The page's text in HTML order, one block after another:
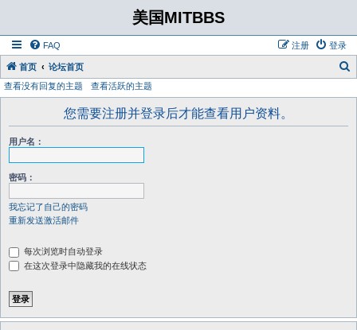
美国MITBBS
FAQ 登录
注册
首页 论坛首页
查看没有回复的主题 查看活跃的主题
您需要注册并登录后才能查看用户资料。
用户名：
密码：
我忘记了自己的密码
重新发送激活邮件
每次浏览时自动登录
在这次登录中隐藏我的在线状态